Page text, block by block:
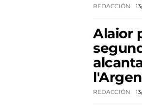
REDACCIÓN
Alaior
REDACCIÓN